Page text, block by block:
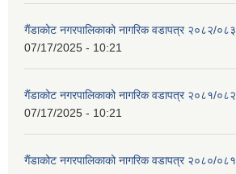
गैंडाकोट नगरपालिकाको नागरिक वडापत्र २०८२/०८३
07/17/2025 - 10:21
गैंडाकोट नगरपालिकाको नागरिक वडापत्र २०८१/०८२
07/17/2025 - 10:21
गैंडाकोट नगरपालिकाको नागरिक वडापत्र २०८०/०८१